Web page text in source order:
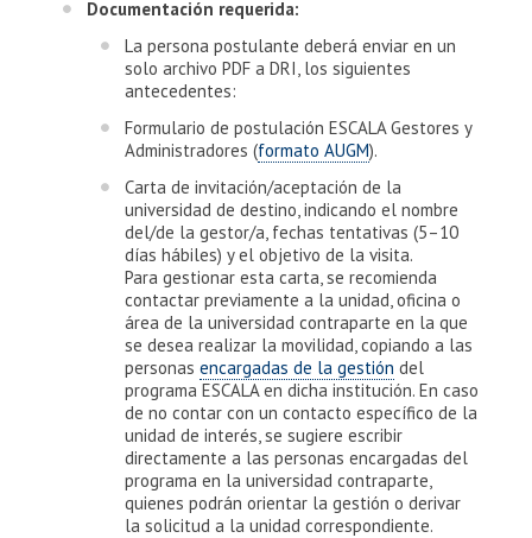
Documentación requerida:
La persona postulante deberá enviar en un
solo archivo PDF a DRI, los siguientes
antecedentes:
Formulario de postulación ESCALA Gestores y
Administradores (formato AUGM).
Carta de invitación/aceptación de la
universidad de destino, indicando el nombre
del/de la gestor/a, fechas tentativas (5–10
días hábiles) y el objetivo de la visita.
Para gestionar esta carta, se recomienda
contactar previamente a la unidad, oficina o
área de la universidad contraparte en la que
se desea realizar la movilidad, copiando a las
personas encargadas de la gestión del
programa ESCALA en dicha institución. En caso
de no contar con un contacto específico de la
unidad de interés, se sugiere escribir
directamente a las personas encargadas del
programa en la universidad contraparte,
quienes podrán orientar la gestión o derivar
la solicitud a la unidad correspondiente.